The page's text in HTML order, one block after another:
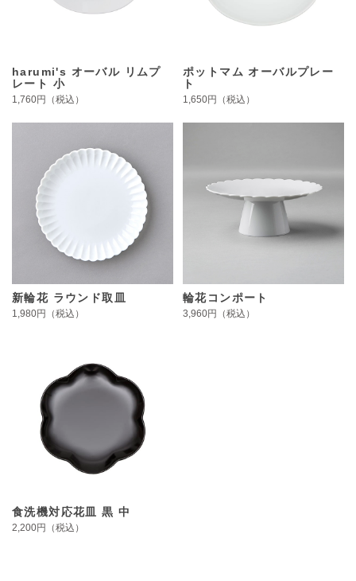
harumi's オーバル リムプ
レート 小
1,760円（税込）
ポットマム オーバルプレー
ト
1,650円（税込）
新輪花 ラウンド取皿
1,980円（税込）
輪花コンポート
3,960円（税込）
食洗機対応花皿 黒 中
2,200円（税込）